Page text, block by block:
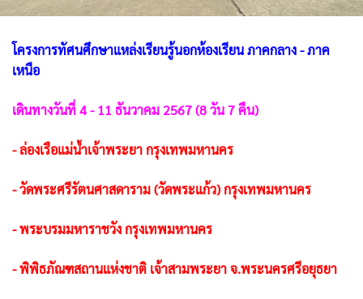
โครงการทัศนศึกษาแหล่งเรียนรู้นอกห้องเรียน ภาคกลาง - ภาค
เหนือ
เดินทางวันที่ 4 - 11 ธันวาคม 2567 (8 วัน 7 คืน)
- ล่องเรือแม่น้ำเจ้าพระยา กรุงเทพมหานคร
- วัดพระศรีรัตนศาสดาราม (วัดพระแก้ว) กรุงเทพมหานคร
- พระบรมมหาราชวัง กรุงเทพมหานคร
- พิพิธภัณฑสถานแห่งชาติ เจ้าสามพระยา จ.พระนครศรีอยุธยา